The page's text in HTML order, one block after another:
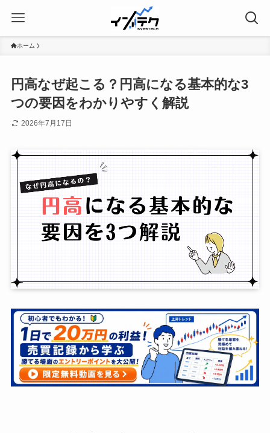
ホーム
円高なぜ起こる？円高になる基本的な3
つの要因をわかりやすく解説
2026年7月17日